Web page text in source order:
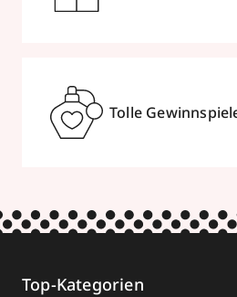
Tolle
Top-Kategorien